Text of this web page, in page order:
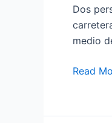
Dos
medio
en
accidente
de
invasión
Read